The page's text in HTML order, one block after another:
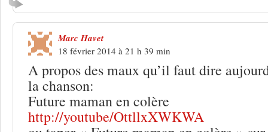
Marc Havet
18 février 2014 à 21 h 39 min
A propos des maux qu’il faut dire
la chanson:
Future maman en colère
http://youtube/OttllxXWKWA